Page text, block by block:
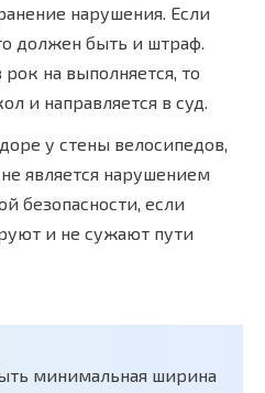
нарушения. Если
должен быть и штраф.
на выполняется, то
и направляется в суд.
у стены велосипедов,
является нарушением
безопасности, если
и не сужают пути
минимальная ширина